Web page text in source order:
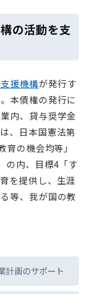
の活動を支
援機構が発行す
本債権の発行に
内、貸与奨学金
、日本国憲法第
の機会均等」
の内、目標4「す
を提供し、生涯
等、我が国の教
計画のサポート